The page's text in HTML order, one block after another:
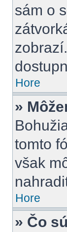
sám o
Hore
»
tomto
však
Hore
» Čo